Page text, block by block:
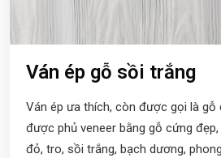
Ván ép gỗ sồi trắng
Ván ép ưa thích, còn được gọi là gỗ
được phủ veneer bằng gỗ cứng
đỏ, tro, sồi trắng, bạch dương,